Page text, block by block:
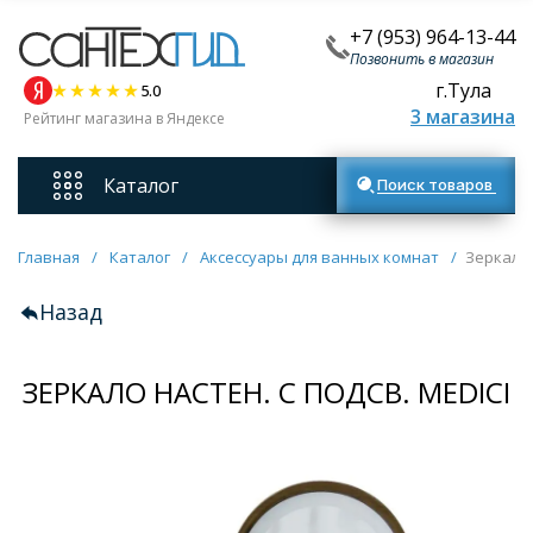
+7 (953) 964-13-44
Позвонить в магазин
5.0
Рейтинг магазина в Яндексе
г.Тула
3 магазина
Каталог
Смесители
Унитазы
Мебель для ванных комнат
Поиск товаров
Главная / Каталог / Аксессуары для ванных комнат / Зеркало
Назад
ЗЕРКАЛО НАСТЕН. С ПОДСВ. MEDICI